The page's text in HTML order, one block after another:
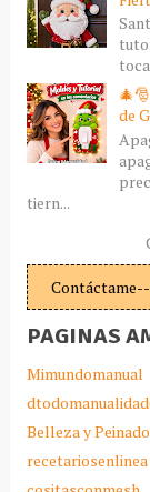
de
tiern...
PAGINAS
Mimundomanual
Belleza y
recetariosenlinea